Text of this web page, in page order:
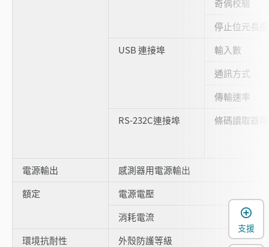
停止位元長度
USB 連接埠
輸入數
通訊方式
傳輸速率
RS-232C連接埠
條碼讀取器
電源輸出
感測器用電源輸出
額定
電源電壓
消耗電流
環境抗耐性
外殼防護等級
支援